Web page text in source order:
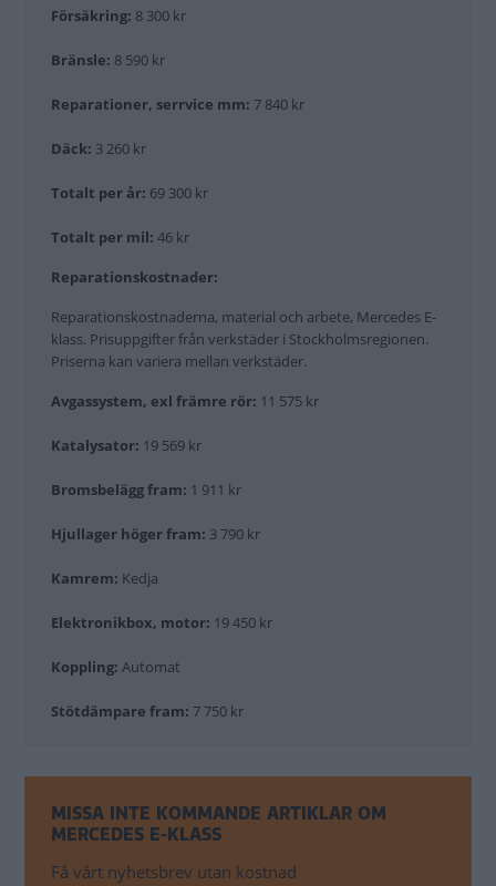
Försäkring: 8 300 kr
Bränsle: 8 590 kr
Reparationer, serrvice mm: 7 840 kr
Däck: 3 260 kr
Totalt per år: 69 300 kr
Totalt per mil: 46 kr
Reparationskostnader:
Reparationskostnaderna, material och arbete, Mercedes E-
klass. Prisuppgifter från verkstäder i Stockholmsregionen.
Priserna kan variera mellan verkstäder.
Avgassystem, exl främre rör: 11 575 kr
Katalysator: 19 569 kr
Bromsbelägg fram: 1 911 kr
Hjullager höger fram: 3 790 kr
Kamrem: Kedja
Elektronikbox, motor: 19 450 kr
Koppling: Automat
Stötdämpare fram: 7 750 kr
MISSA INTE KOMMANDE ARTIKLAR OM
MERCEDES E-KLASS
Få vårt nyhetsbrev utan kostnad